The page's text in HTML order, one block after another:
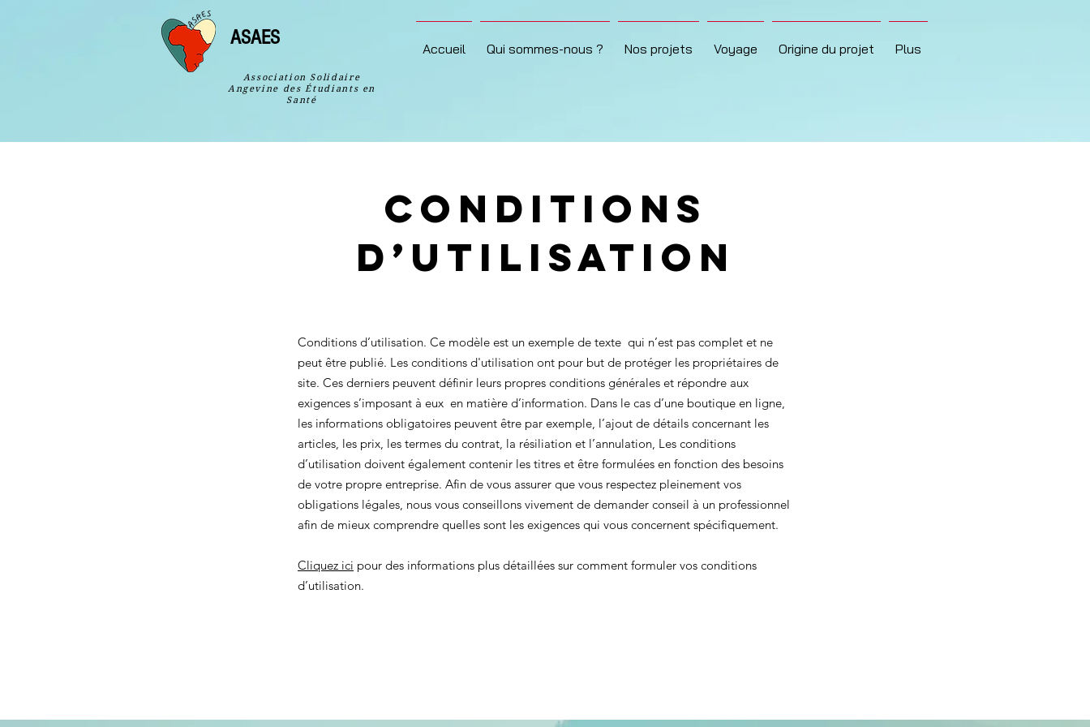
ASAES
Association Solidaire
Angevine des Étudiants en
Santé
Accueil Qui sommes-nous ? Nos projets Voyage Origine du projet Plus
Conditions
d’utilisation
Conditions d’utilisation. Ce modèle est un exemple de texte qui n’est pas complet et ne
peut être publié. Les conditions d'utilisation ont pour but de protéger les propriétaires de
site. Ces derniers peuvent définir leurs propres conditions générales et répondre aux
exigences s’imposant à eux en matière d’information. Dans le cas d’une boutique en ligne,
les informations obligatoires peuvent être par exemple, l’ajout de détails concernant les
articles, les prix, les termes du contrat, la résiliation et l’annulation, Les conditions
d’utilisation doivent également contenir les titres et être formulées en fonction des besoins
de votre propre entreprise. Afin de vous assurer que vous respectez pleinement vos
obligations légales, nous vous conseillons vivement de demander conseil à un professionnel
afin de mieux comprendre quelles sont les exigences qui vous concernent spécifiquement.
Cliquez ici pour des informations plus détaillées sur comment formuler vos conditions
d’utilisation.